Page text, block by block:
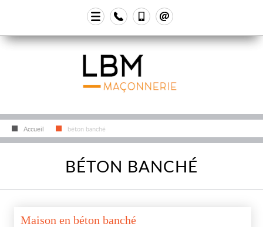
Accueil béton banché
BÉTON BANCHÉ
Maison en béton banché